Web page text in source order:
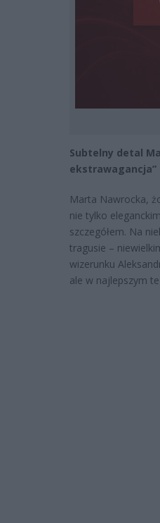
Subtelny detal
ekstrawagancja”
Marta Nawrocka,
nie tylko
szczegółem. Na
tragusie –
wizerunku
ale w najlepszym